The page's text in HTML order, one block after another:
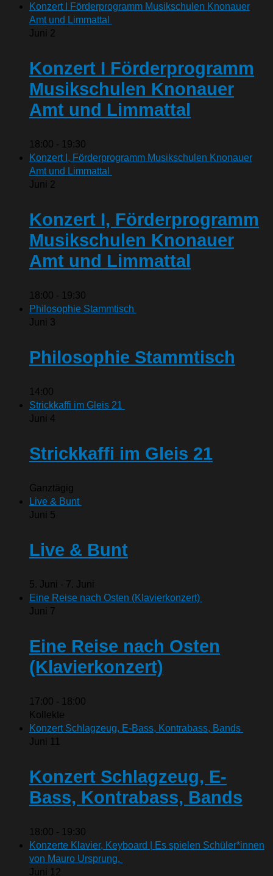
Konzert I Förderprogramm Musikschulen Knonauer
Amt und Limmattal
Juni 2
Konzert I Förderprogramm
Musikschulen Knonauer
Amt und Limmattal
18:00 - 19:30
Konzert I, Förderprogramm Musikschulen Knonauer
Amt und Limmattal
Juni 2
Konzert I, Förderprogramm
Musikschulen Knonauer
Amt und Limmattal
18:00 - 19:30
Philosophie Stammtisch
Juni 3
Philosophie Stammtisch
14:00
Strickkaffi im Gleis 21
Juni 4
Strickkaffi im Gleis 21
Ganztägig
Live & Bunt
Juni 5
Live & Bunt
5. Juni - 7. Juni
Eine Reise nach Osten (Klavierkonzert)
Juni 7
Eine Reise nach Osten
(Klavierkonzert)
17:00 - 18:00
Kollekte
Konzert Schlagzeug, E-Bass, Kontrabass, Bands
Juni 11
Konzert Schlagzeug, E-
Bass, Kontrabass, Bands
18:00 - 19:30
Konzerte Klavier, Keyboard | Es spielen Schüler*innen
von Mauro Ursprung.
Juni 12